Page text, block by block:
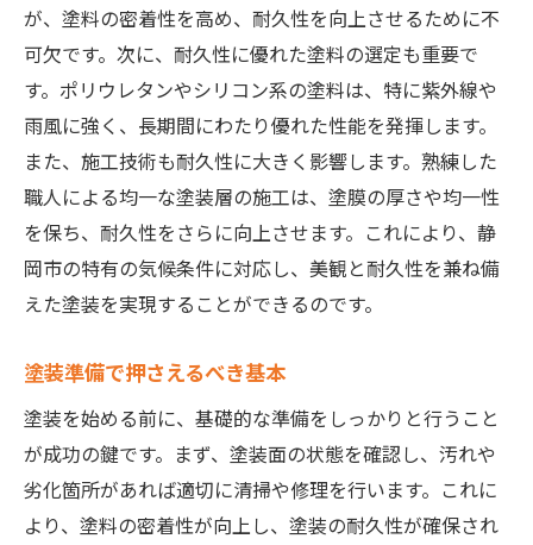
が、塗料の密着性を高め、耐久性を向上させるために不
可欠です。次に、耐久性に優れた塗料の選定も重要で
す。ポリウレタンやシリコン系の塗料は、特に紫外線や
雨風に強く、長期間にわたり優れた性能を発揮します。
また、施工技術も耐久性に大きく影響します。熟練した
職人による均一な塗装層の施工は、塗膜の厚さや均一性
を保ち、耐久性をさらに向上させます。これにより、静
岡市の特有の気候条件に対応し、美観と耐久性を兼ね備
えた塗装を実現することができるのです。
塗装準備で押さえるべき基本
塗装を始める前に、基礎的な準備をしっかりと行うこと
が成功の鍵です。まず、塗装面の状態を確認し、汚れや
劣化箇所があれば適切に清掃や修理を行います。これに
より、塗料の密着性が向上し、塗装の耐久性が確保され